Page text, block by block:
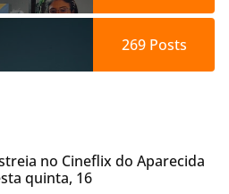
269Posts
no Cineflix do Aparecida
quinta, 16